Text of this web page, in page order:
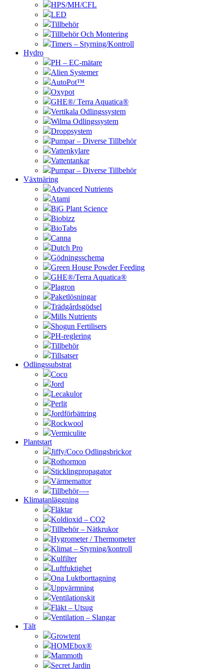
HPS/MH/CFL
LED
Tillbehör
Tillbehör Och Montering
Timers – Styrning/Kontroll
Hydro
PH – EC-mätare
Alien Systemer
AutoPot™
Oxypot
GHE®/ Terra Aquatica®
Vertikala Odlingssystem
Wilma Odlingssystem
Droppsystem
Pumpar – Diverse Tillbehör
Vattenkylare
Vattentankar
Pumpar – Diverse Tillbehör
Växtnäring
Advanced Nutrients
Atami
BiG Plant Science
Biobizz
BioTabs
Canna
Dutch Pro
Gödningsschema
Green House Powder Feeding
GHE®/Terra Aquatica®
Plagron
Paketlösningar
Trädgårdsgödsel
Mills Nutrients
Shogun Fertilisers
PH-reglering
Tillbehör
Tillsatser
Odlingssubstrat
Coco
Jord
Lecakulor
Perlit
Jordförbättring
Rockwool
Vermiculite
Plantstart
Jiffy/Coco Odlingsbrickor
Rothormon
Sticklingpropagator
Värmemattor
Tillbehör—-
Klimatanläggning
Fläktar
Koldioxid – CO2
Tillbehör – Nätkrukor
Hygrometer / Thermometer
Klimat – Styrning/kontroll
Kulfilter
Luftfuktighet
Ona Luktborttagning
Uppvärmning
Ventilationskit
Fläkt – Utsug
Ventilation – Slangar
Tält
Growtent
HOMEbox®
Mammoth
Secret Jardin